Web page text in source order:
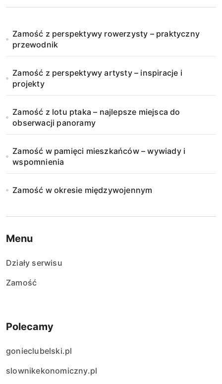
Zamość z perspektywy rowerzysty – praktyczny
przewodnik
Zamość z perspektywy artysty – inspiracje i
projekty
Zamość z lotu ptaka – najlepsze miejsca do
obserwacji panoramy
Zamość w pamięci mieszkańców – wywiady i
wspomnienia
Zamość w okresie międzywojennym
Menu
Działy serwisu
Zamość
Polecamy
gonieclubelski.pl
slownikekonomiczny.pl